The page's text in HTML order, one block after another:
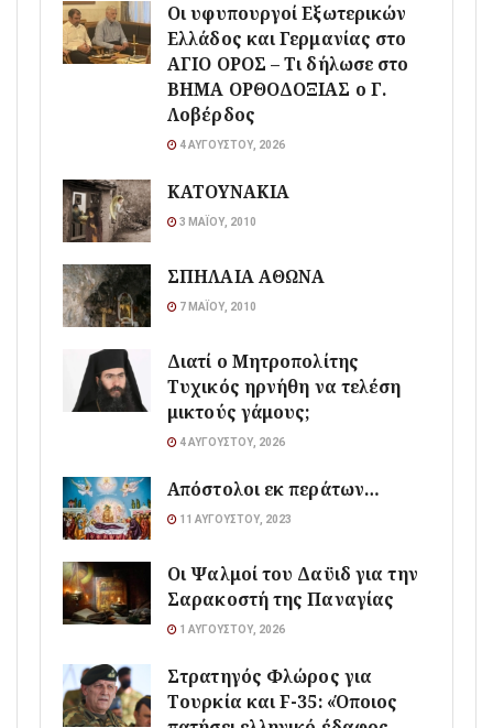
Οι υφυπουργοί Εξωτερικών
Ελλάδος και Γερμανίας στο
ΑΓΙΟ ΟΡΟΣ – Τι δήλωσε στο
ΒΗΜΑ ΟΡΘΟΔΟΞΙΑΣ ο Γ.
Λοβέρδος
4 ΑΥΓΟΎΣΤΟΥ, 2026
ΚΑΤΟΥΝΑΚΙΑ
3 ΜΑΪ́ΟΥ, 2010
ΣΠΗΛΑΙΑ ΑΘΩΝΑ
7 ΜΑΪ́ΟΥ, 2010
Διατί ο Μητροπολίτης
Τυχικός ηρνήθη να τελέση
μικτούς γάμους;
4 ΑΥΓΟΎΣΤΟΥ, 2026
Απόστολοι εκ περάτων…
11 ΑΥΓΟΎΣΤΟΥ, 2023
Οι Ψαλμοί του Δαϋιδ για την
Σαρακοστή της Παναγίας
1 ΑΥΓΟΎΣΤΟΥ, 2026
Στρατηγός Φλώρος για
Τουρκία και F-35: «Όποιος